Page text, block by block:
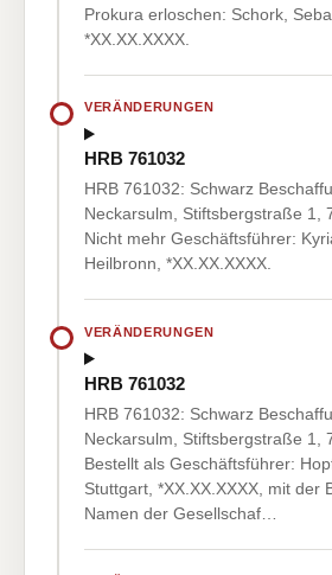
Prokura erloschen: Schork,
*XX.XX.XXXX.
VERÄNDERUNGEN
HRB 761032
HRB 761032: Schwarz
Neckarsulm, Stiftsbergstraße 1,
Nicht mehr Geschäftsführer:
Heilbronn, *XX.XX.XXXX.
VERÄNDERUNGEN
HRB 761032
HRB 761032: Schwarz
Neckarsulm, Stiftsbergstraße 1,
Bestellt als Geschäftsführer:
Stuttgart, *XX.XX.XXXX, mit der
Namen der Gesellschaf…